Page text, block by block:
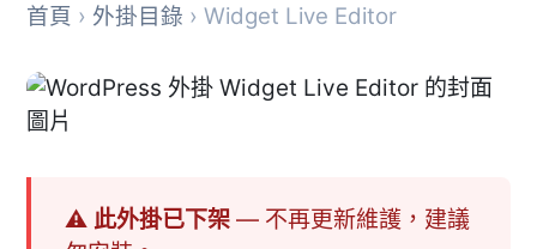
首頁 › 外掛目錄 › Widget Live Editor
⚠ 此外掛已下架— 不再更新維護，建議